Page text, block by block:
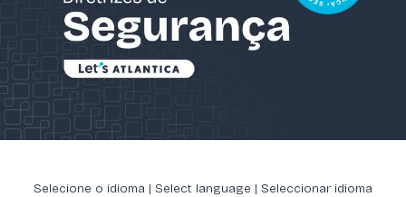
Selecione o idioma | Select language | Seleccionar idioma